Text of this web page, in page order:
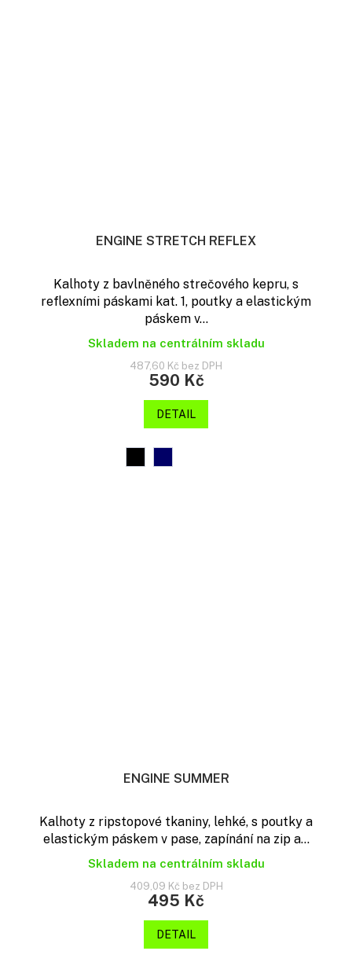
ENGINE STRETCH REFLEX
Kalhoty z bavlněného strečového kepru, s
reflexními páskami kat. 1, poutky a elastickým
páskem v...
Skladem na centrálním skladu
487,60 Kč bez DPH
590 Kč
DETAIL
ENGINE SUMMER
Kalhoty z ripstopové tkaniny, lehké, s poutky a
elastickým páskem v pase, zapínání na zip a...
Skladem na centrálním skladu
409,09 Kč bez DPH
495 Kč
DETAIL